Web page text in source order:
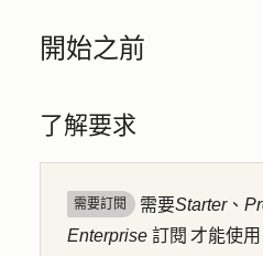
開始之前
了解要求
需要訂閱 需要Starter、
Enterprise 訂閱 才能使用